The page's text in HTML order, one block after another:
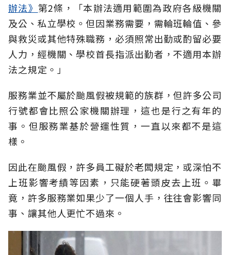
辦法》 第2條，「本辦法適用範圍為政府各級機關
及公、私立學校。但因業務需要，需輪班輪值、參
與救災或其他特殊職務，必須照常出勤或酌留必要
人力，經機關、學校首長指派出勤者，不適用本辦
法之規定。」
服務業並不屬於颱風假被規範的族群，但許多公司
行號都會比照公家機關辦理，這也是行之有年的
事。但服務業基於營運性質，一直以來都不是這
樣。
因此在颱風假，許多員工礙於老闆規定，或深怕不
上班影響考績等因素，只能硬著頭皮去上班。畢
竟，許多服務業如果少了一個人手，往往會影響同
事、讓其他人更忙不過來。